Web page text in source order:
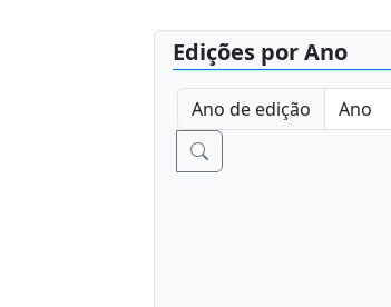
Edições por Ano
Ano de edição